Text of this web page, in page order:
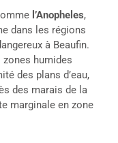
l’Anopheles,
dans les régions
à Beaufin.
humides
des plans d’eau,
des marais de la
marginale en zone